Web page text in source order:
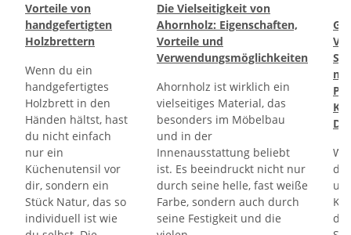
Vorteile von
handgefertigten
Holzbrettern
Wenn du ein
handgefertigtes
Holzbrett in den
Händen hältst, hast
du nicht einfach
nur ein
Küchenutensil vor
dir, sondern ein
Stück Natur, das so
individuell ist wie
Die Vielseitigkeit von
Ahornholz: Eigenschaften,
Vorteile und
Verwendungsmöglichkeiten
Ahornholz ist wirklich ein
vielseitiges Material, das
besonders im Möbelbau
und in der
Innenausstattung beliebt
ist. Es beeindruckt nicht nur
durch seine helle, fast weiße
Farbe, sondern auch durch
seine Festigkeit und die
die